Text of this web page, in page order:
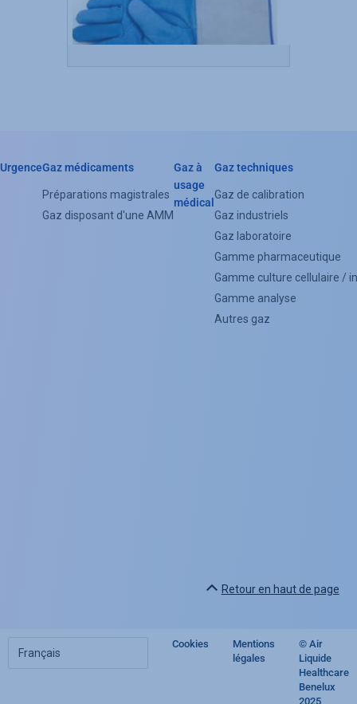
Header
Categorie
UrgenceGaz médicaments
Préparations magistrales
Gaz disposant d'une AMM
Gaz à
usage
médical
Gaz techniques
Gaz de calibration
Gaz industriels
Gaz laboratoire
Gamme pharmaceutique
Gamme culture cellulaire /
Gamme analyse
Autres gaz
Retour en haut de page
votre
Footer
Cookies
Mentions
légales
© Air
Liquide
Healthcare
Benelux
2025